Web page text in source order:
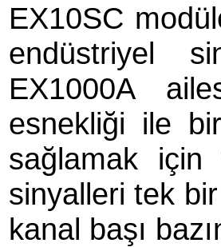
EX10SC
endüstriyel
EX1000A
esnekliği ile
sağlamak için
sinyalleri tek
kanal başı